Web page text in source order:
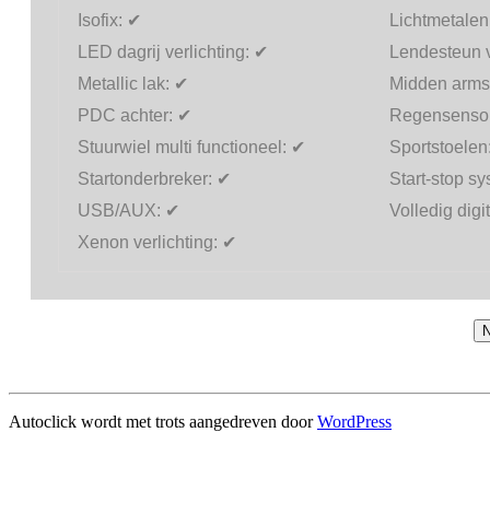
Isofix: ✔
LED dagrij verlichting: ✔
Metallic lak: ✔
Midden
PDC achter: ✔
Stuurwiel multi functioneel: ✔
Startonderbreker: ✔
Start-stop
USB/AUX: ✔
Volledig
Xenon verlichting: ✔
Autoclick wordt met trots aangedreven doorWordPress